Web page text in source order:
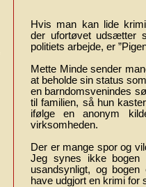
Hvis man kan lide
der ufortøvet udsætter
politiets arbejde, er
Mette Minde sender
at beholde sin status
en barndomsvenindes
til familien, så hun
ifølge en anonym
virksomheden.
Der er mange spor og
Jeg synes ikke
usandsynligt, og
have udgjort en krimi for